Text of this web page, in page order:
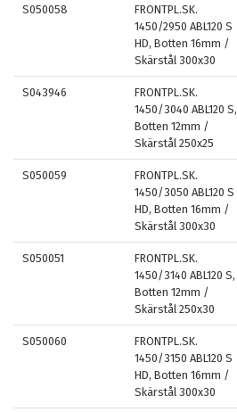
S050058
FRONTPL.SK.
1450/2950 ABL120 S
HD, Botten 16mm /
Skärstål 300x30
S043946
FRONTPL.SK.
1450/3040 ABL120 S,
Botten 12mm /
Skärstål 250x25
S050059
FRONTPL.SK.
1450/3050 ABL120 S
HD, Botten 16mm /
Skärstål 300x30
S050051
FRONTPL.SK.
1450/3140 ABL120 S,
Botten 12mm /
Skärstål 250x30
S050060
FRONTPL.SK.
1450/3150 ABL120 S
HD, Botten 16mm /
Skärstål 300x30